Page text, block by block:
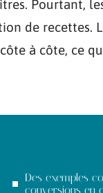
Pourtant,
de recettes.
à côte, ce
Des exemples
conversions en